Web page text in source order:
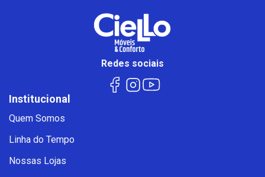
Redes sociais
Institucional
Quem Somos
Linha do Tempo
Nossas Lojas